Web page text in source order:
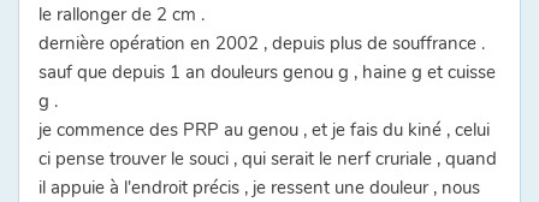
le rallonger de 2 cm .
dernière opération en 2002 , depuis plus de souffrance .
sauf que depuis 1 an douleurs genou g , haine g et cuisse
g .
je commence des PRP au genou , et je fais du kiné , celui
ci pense trouver le souci , qui serait le nerf cruriale , quand
il appuie à l'endroit précis , je ressent une douleur , nous